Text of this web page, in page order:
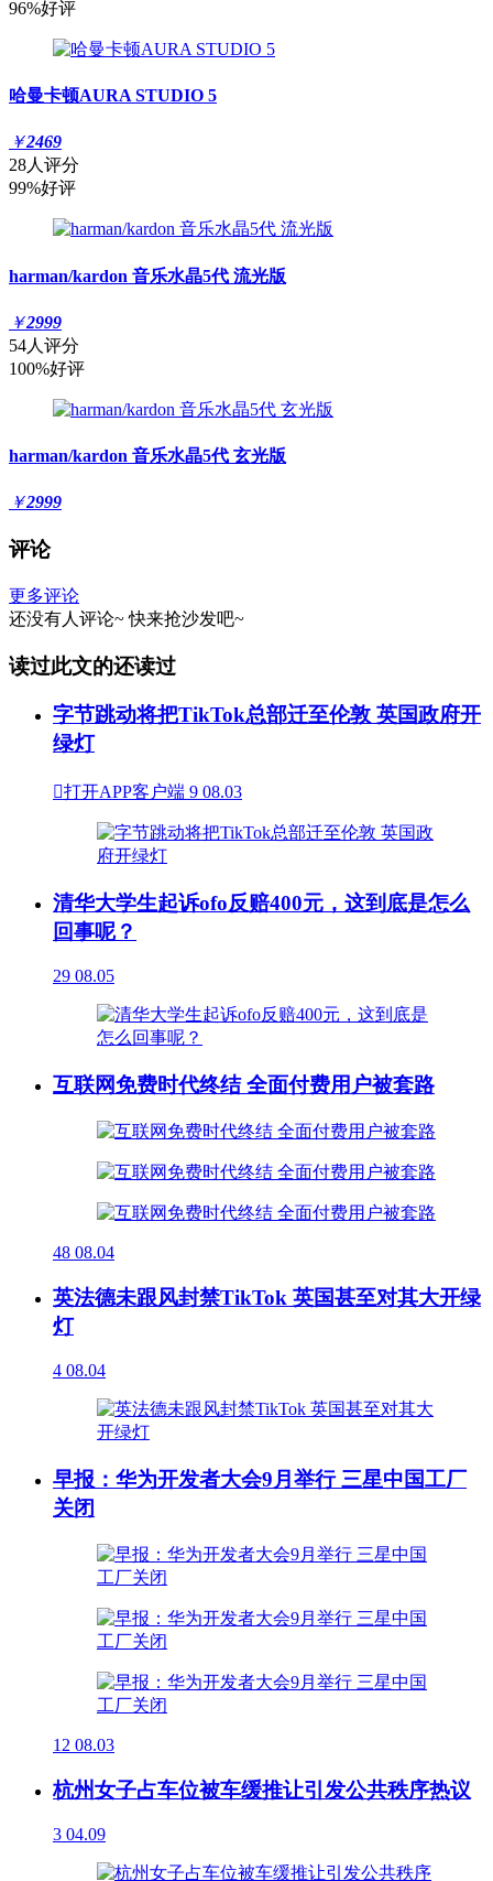
96%好评
哈曼卡顿AURA STUDIO 5
￥2469
28人评分
99%好评
harman/kardon 音乐水晶5代 流光版
￥2999
54人评分
100%好评
harman/kardon 音乐水晶5代 玄光版
￥2999
评论
更多评论
还没有人评论~ 快来抢沙发吧~
读过此文的还读过
字节跳动将把TikTok总部迁至伦敦 英国政府开
绿灯
打开APP客户端 9 08.03
清华大学生起诉ofo反赔400元，这到底是怎么
回事呢？
29 08.05
互联网免费时代终结 全面付费用户被套路
48 08.04
英法德未跟风封禁TikTok 英国甚至对其大开绿
灯
4 08.04
早报：华为开发者大会9月举行 三星中国工厂
关闭
12 08.03
杭州女子占车位被车缓推让引发公共秩序热议
3 04.09